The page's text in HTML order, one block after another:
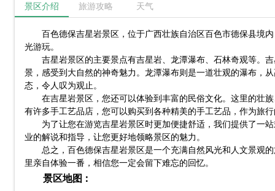
景区介绍 旅游攻略 天气
百色德保吉星岩景区，位于广西壮族自治区百色市德保县境
光游玩。
吉星岩景区的主要景点有吉星岩、龙潭瀑布、石林奇观等。
景，感受到大自然的神奇魅力。龙潭瀑布则是一道壮观的瀑布，
态，令人叹为观止。
在吉星岩景区，您还可以体验到丰富的民俗文化。这里的壮
有许多手工艺品店，您可以购买到各种精美的手工艺品，作为旅
为了让您在游览吉星岩景区时更加便捷舒适，我们提供了一
业的解说和指导，让您更好地领略景区的魅力。
总之，百色德保吉星岩景区是一个充满自然风光和人文景观
里亲自体验一番，相信您一定会留下难忘的回忆。
景区地图：